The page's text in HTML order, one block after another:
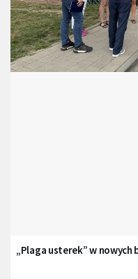
„Plaga usterek” w nowych